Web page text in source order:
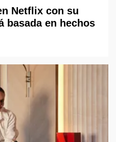
Netflix con su
basada en hechos